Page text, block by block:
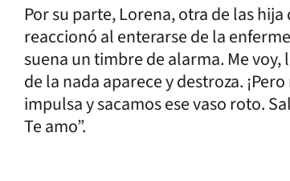
Por su parte, Lorena, otra de las
reaccionó al enterarse de la
suena un timbre de alarma. Me
de la nada aparece y destroza.
impulsa y sacamos ese vaso roto.
Te amo”.